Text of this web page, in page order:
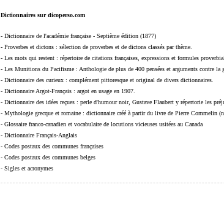
Dictionnaires sur dicoperso.com
- Dictionnaire de l'académie française - Septième édition (1877)
- Proverbes et dictons : sélection de proverbes et de dictons classés par thème.
- Les mots qui restent : répertoire de citations françaises, expressions et formules
- Les Munitions du Pacifisme : Anthologie de plus de 400 pensées et arguments contre
- Dictionnaire des curieux : complément pittoresque et original de divers dictionnaires.
- Dictionnaire Argot-Français : argot en usage en 1907.
- Dictionnaire des idées reçues : perle d'humour noir, Gustave Flaubert y répertorie les
- Mythologie grecque et romaine : dictionnaire créé à partir du livre de Pierre Commelin
- Glossaire franco-canadien et vocabulaire de locutions vicieuses usitées au Canada
- Dictionnaire Français-Anglais
- Codes postaux des communes françaises
- Codes postaux des communes belges
- Sigles et acronymes